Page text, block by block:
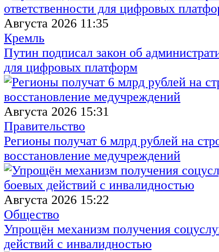
Августа 2026 11:35
Кремль
Путин подписал закон об
для цифровых платформ
Августа 2026 15:31
Правительство
Регионы получат 6 млрд рублей на
восстановление медучреждений
Августа 2026 15:22
Общество
Упрощён механизм получения
действий с инвалидностью